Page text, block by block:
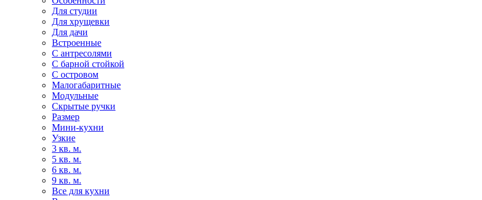
Для студии
Для хрущевки
Для дачи
Встроенные
С антресолями
С барной стойкой
С островом
Малогабаритные
Модульные
Скрытые ручки
Размер
Мини-кухни
Узкие
3 кв. м.
5 кв. м.
6 кв. м.
9 кв. м.
Все для кухни